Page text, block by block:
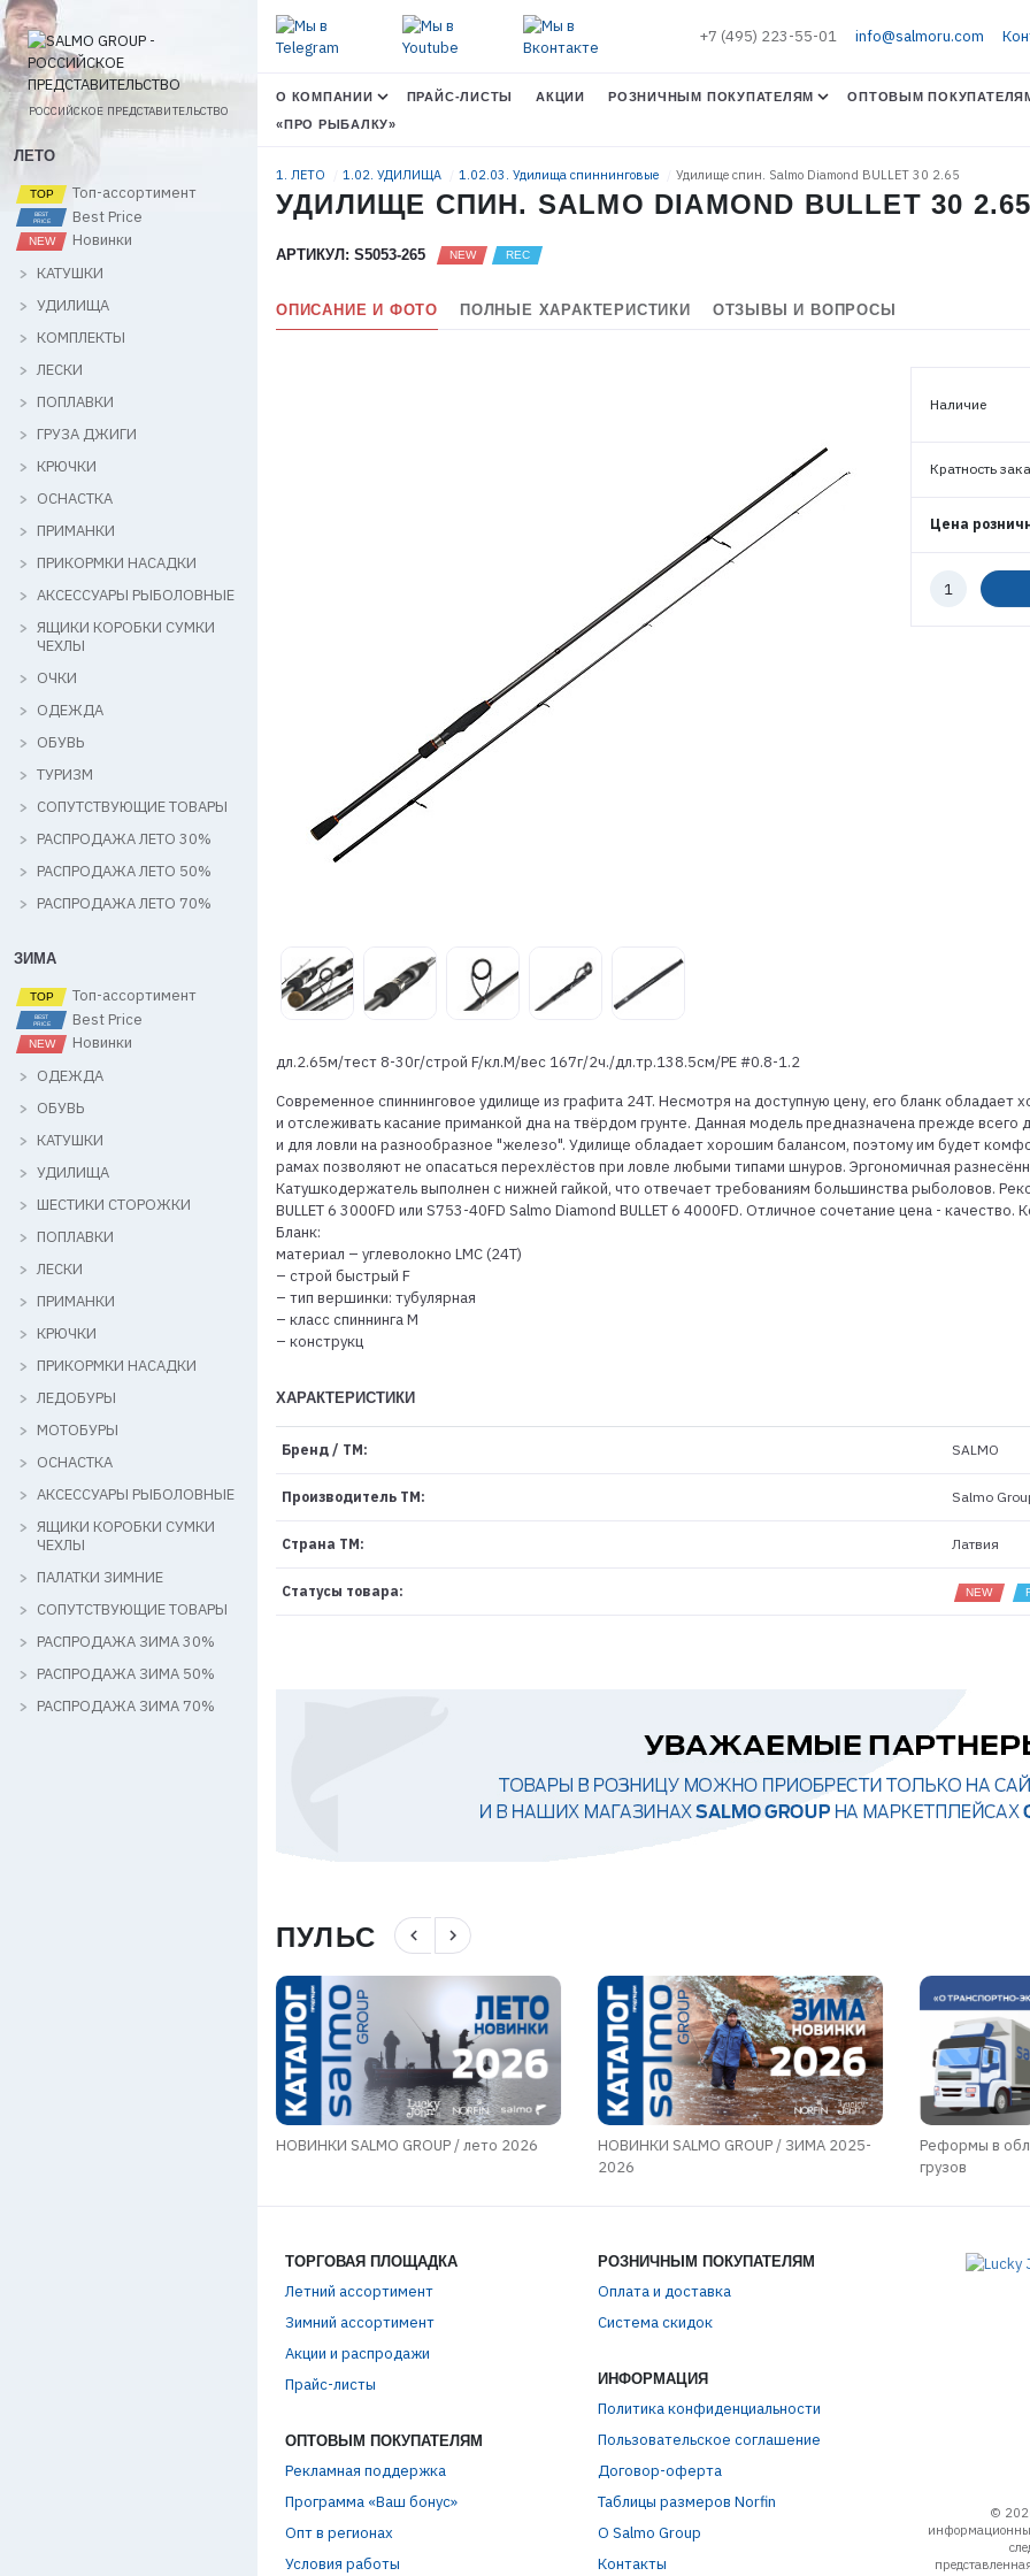
ЭЛЕКТРОННАЯ ПОЧТА (ЛОГИН)
ПАРОЛЬ
РОССИЙСКОЕ ПРЕДСТАВИТЕЛЬСТВО
ЛЕТО
Топ-ассортимент
Best Price
Новинки
КАТУШКИ
УДИЛИЩА
КОМПЛЕКТЫ
ЛЕСКИ
ПОПЛАВКИ
ГРУЗА ДЖИГИ
КРЮЧКИ
ОСНАСТКА
ПРИМАНКИ
ПРИКОРМКИ НАСАДКИ
АКСЕССУАРЫ РЫБОЛОВНЫЕ
ЯЩИКИ КОРОБКИ СУМКИ
ЧЕХЛЫ
ОЧКИ
ОДЕЖДА
ОБУВЬ
ТУРИЗМ
СОПУТСТВУЮЩИЕ ТОВАРЫ
РАСПРОДАЖА ЛЕТО 30%
РАСПРОДАЖА ЛЕТО 50%
РАСПРОДАЖА ЛЕТО 70%
ЗИМА
Топ-ассортимент
Best Price
Новинки
ОДЕЖДА
ОБУВЬ
КАТУШКИ
УДИЛИЩА
ШЕСТИКИ СТОРОЖКИ
ПОПЛАВКИ
ЛЕСКИ
ПРИМАНКИ
КРЮЧКИ
ПРИКОРМКИ НАСАДКИ
ЛЕДОБУРЫ
МОТОБУРЫ
ОСНАСТКА
АКСЕССУАРЫ РЫБОЛОВНЫЕ
ЯЩИКИ КОРОБКИ СУМКИ
ЧЕХЛЫ
ПАЛАТКИ ЗИМНИЕ
СОПУТСТВУЮЩИЕ ТОВАРЫ
РАСПРОДАЖА ЗИМА 30%
РАСПРОДАЖА ЗИМА 50%
РАСПРОДАЖА ЗИМА 70%
+7 (495) 223-55-01 info@salmoru.com
О КОМПАНИИ ПРАЙС-ЛИСТЫ АКЦИИ РОЗНИЧНЫМ ПОКУПАТЕЛЯМ ОПТОВЫМ
«ПРО РЫБАЛКУ»
1. ЛЕТО 1.02. УДИЛИЩА 1.02.03. Удилища спиннинговые Удилище спин. Salmo Diamond BULLET 30 2.65
УДИЛИЩЕ СПИН. SALMO DIAMOND BULLET 30 2.65
АРТИКУЛ: S5053-265
ОПИСАНИЕ И ФОТО ПОЛНЫЕ ХАРАКТЕРИСТИКИ ОТЗЫВЫ И ВОПРОСЫ
Наличие
Кратность
Цена
Количество
дл.2.65м/тест 8-30г/строй F/кл.M/вес 167г/2ч./дл.тр.138.5см/PE #0.8-1.2
Современное спиннинговое удилище из графита 24T. Несмотря на доступную цену, его бланк обладает
и отслеживать касание приманкой дна на твёрдом грунте. Данная модель предназначена прежде
и для ловли на разнообразное "железо". Удилище обладает хорошим балансом, поэтому им будет
рамах позволяют не опасаться перехлёстов при ловле любыми типами шнуров. Эргономичная
Катушкодержатель выполнен с нижней гайкой, что отвечает требованиям большинства рыболовов.
BULLET 6 3000FD или S753-40FD Salmo Diamond BULLET 6 4000FD. Отличное сочетание цена - качество.
Бланк:
материал – углеволокно LMC (24T)
– строй быстрый F
– тип вершинки: тубулярная
– класс спиннинга M
– конструкц
ХАРАКТЕРИСТИКИ
Бренд / ТМ: SALMO
Производитель ТМ: Salmo
Страна ТМ: Латвия
Статусы товара:
ПУЛЬС navigate_before navigate_next
НОВИНКИ SALMO GROUP / лето 2026
НОВИНКИ SALMO GROUP / ЗИМА 2025-
2026
Реформы в
грузов
ТОРГОВАЯ ПЛОЩАДКА
Летний ассортимент
Зимний ассортимент
Акции и распродажи
Прайс-листы
ОПТОВЫМ ПОКУПАТЕЛЯМ
Рекламная поддержка
Программа «Ваш бонус»
Опт в регионах
Условия работы
РОЗНИЧНЫМ ПОКУПАТЕЛЯМ
Оплата и доставка
Система скидок
ИНФОРМАЦИЯ
Политика конфиденциальности
Пользовательское соглашение
Договор-оферта
Таблицы размеров Norfin
О Salmo Group
Контакты
©